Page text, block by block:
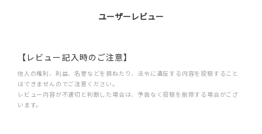
ユーザーレビュー
【レビュー記入時のご注意】
他人の権利、利益、名誉などを損ねたり、法令に違反する内容を投稿すること
はできませんのでご注意ください。
レビュー内容が不適切と判断した場合は、予告なく投稿を削除する場合がござ
います。